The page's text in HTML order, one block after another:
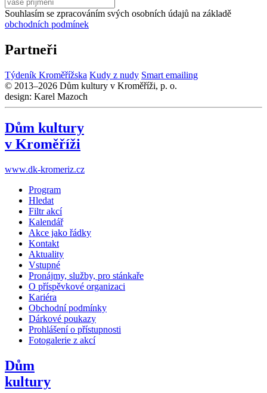
Souhlasím se zpracováním svých osobních údajů na základě
obchodních podmínek
Partneři
Týdeník Kroměřížska Kudy z nudy Smart emailing
© 2013–2026 Dům kultury v Kroměříži, p. o.
design: Karel Mazoch
Dům kultury
v Kroměříži
www.dk-kromeriz.cz
Program
Hledat
Filtr akcí
Kalendář
Akce jako řádky
Kontakt
Aktuality
Vstupné
Pronájmy, služby, pro stánkaře
O příspěvkové organizaci
Kariéra
Obchodní podmínky
Dárkové poukazy
Prohlášení o přístupnosti
Fotogalerie z akcí
Dům
kultury